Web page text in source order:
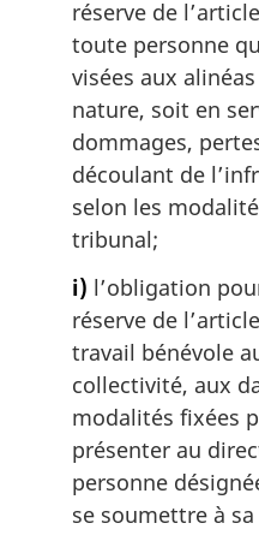
réserve de
toute personne
visées aux
nature, soit en
dommages,
découlant de
selon les
tribunal;
i) l’obligation
réserve de
travail bénévole
collectivité, aux
modalités fixées
présenter au
personne
se soumettre à